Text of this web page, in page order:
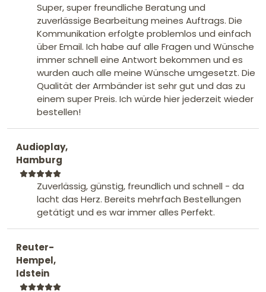
Super, super freundliche Beratung und
zuverlässige Bearbeitung meines Auftrags. Die
Kommunikation erfolgte problemlos und einfach
über Email. Ich habe auf alle Fragen und Wünsche
immer schnell eine Antwort bekommen und es
wurden auch alle meine Wünsche umgesetzt. Die
Qualität der Armbänder ist sehr gut und das zu
einem super Preis. Ich würde hier jederzeit wieder
bestellen!
Audioplay,
Hamburg
Zuverlässig, günstig, freundlich und schnell - da
lacht das Herz. Bereits mehrfach Bestellungen
getätigt und es war immer alles Perfekt.
Reuter-
Hempel,
Idstein